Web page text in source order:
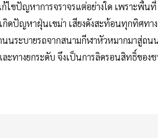
ไขปัญหาการจราจรแต่อย่างใด เพราะพื้นที่
ดปัญหาฝุ่นเขม่า เสียงดังสะท้อนทุกทิศทาง
นนระบายรถจากสนามกีฬาหัวหมากมาสู่ถน
ะทางยกระดับ จึงเป็นการลิดรอนสิทธิ์ของช